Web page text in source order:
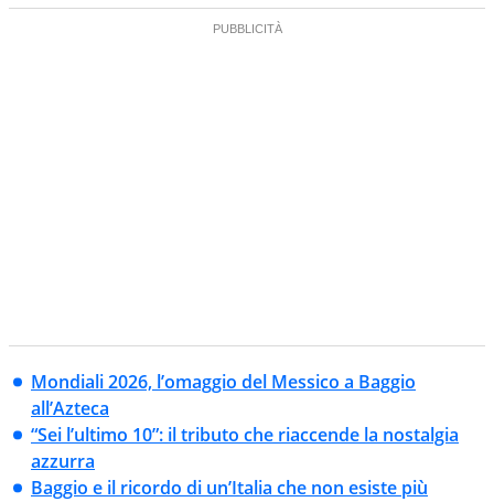
Mondiali 2026, l’omaggio del Messico a Baggio
all’Azteca
“Sei l’ultimo 10”: il tributo che riaccende la nostalgia
azzurra
Baggio e il ricordo di un’Italia che non esiste più